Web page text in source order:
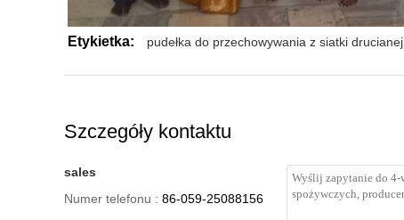
Etykietka: pudełka do przechowywania z siatki drucianej
Szczegóły kontaktu
sales
Numer telefonu : 86-059-25088156